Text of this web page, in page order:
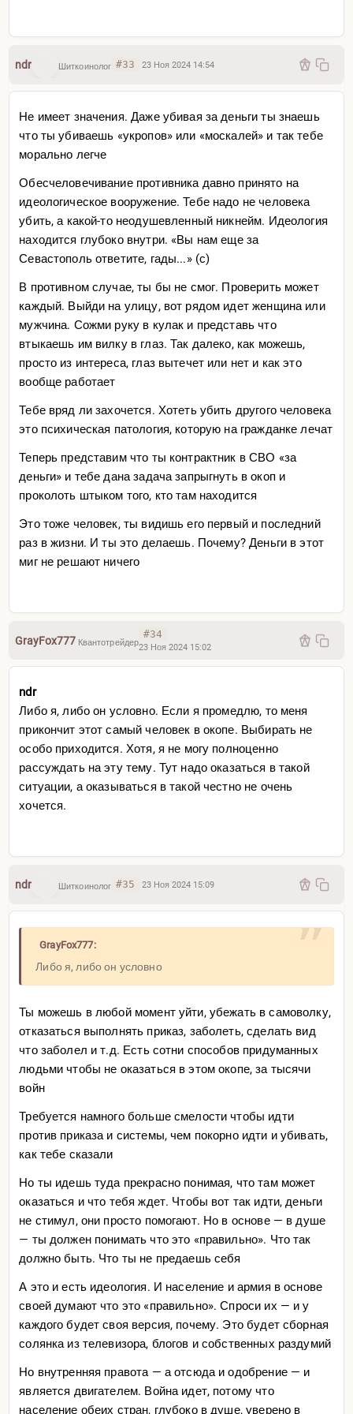
На сей момент этого понимания даже близко не
прошлого... а значит этого надолго
И так, пока не поймут. Или если
ndr Шиткоинолог #33 23 Ноя 2024 14:54
Не имеет значения. Даже убивая за деньги ты знаешь
что ты убиваешь «укропов» или «москалей» и так тебе
морально легче
Обесчеловечивание противника давно принято на
идеологическое вооружение. Тебе надо не человека
убить, а какой-то неодушевленный никнейм. Идеология
находится глубоко внутри. «Вы нам еще за
Севастополь ответите, гады...» (с)
В противном случае, ты бы не смог. Проверить может
каждый. Выйди на улицу, вот рядом идет женщина или
мужчина. Сожми руку в кулак и представь что
втыкаешь им вилку в глаз. Так далеко, как можешь,
просто из интереса, глаз вытечет или нет и как это
вообще работает
Тебе вряд ли захочется. Хотеть убить другого человека
это психическая патология, которую на гражданке лечат
Теперь представим что ты контрактник в СВО «за
деньги» и тебе дана задача запрыгнуть в окоп и
проколоть штыком того, кто там находится
Это тоже человек, ты видишь его первый и последний
раз в жизни. И ты это делаешь. Почему? Деньги в этот
миг не решают ничего
GrayFox777 Квантотрейдер
#34
23 Ноя 2024 15:02
ndr
Либо я, либо он условно. Если я промедлю, то меня
прикончит этот самый человек в окопе. Выбирать не
особо приходится. Хотя, я не могу полноценно
рассуждать на эту тему. Тут надо оказаться в такой
ситуации, а оказываться в такой честно не очень
хочется.
ndr Шиткоинолог #35 23 Ноя 2024 15:09
GrayFox777:
Либо я, либо он условно
Ты можешь в любой момент уйти, убежать в самоволку,
отказаться выполнять приказ, заболеть, сделать вид
что заболел и т.д. Есть сотни способов придуманных
людьми чтобы не оказаться в этом окопе, за тысячи
войн
Требуется намного больше смелости чтобы идти
против приказа и системы, чем покорно идти и убивать,
как тебе сказали
Но ты идешь туда прекрасно понимая, что там может
оказаться и что тебя ждет. Чтобы вот так идти, деньги
не стимул, они просто помогают. Но в основе — в душе
— ты должен понимать что это «правильно». Что так
должно быть. Что ты не предаешь себя
А это и есть идеология. И население и армия в основе
своей думают что это «правильно». Спроси их — и у
каждого будет своя версия, почему. Это будет сборная
солянка из телевизора, блогов и собственных раздумий
Но внутренняя правота — а отсюда и одобрение — и
является двигателем. Война идет, потому что
население обеих стран, глубоко в душе, уверено в